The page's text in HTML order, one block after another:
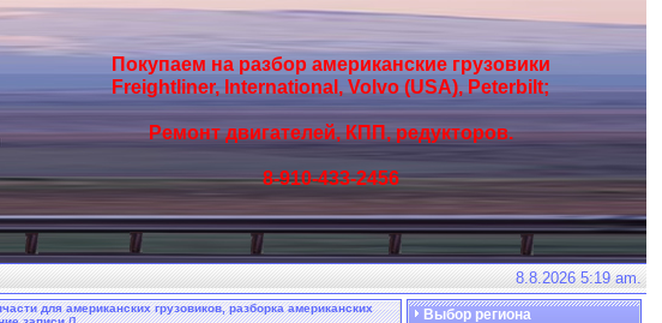
Покупаем на разбор американские грузовики
Freightliner, International, Volvo (USA), Peterbilt;
Ремонт двигателей, КПП, редукторов.
8-910-433-2456
8.8.2026 5:19 am.
для американских грузовиков, разборка американских
Выбор региона